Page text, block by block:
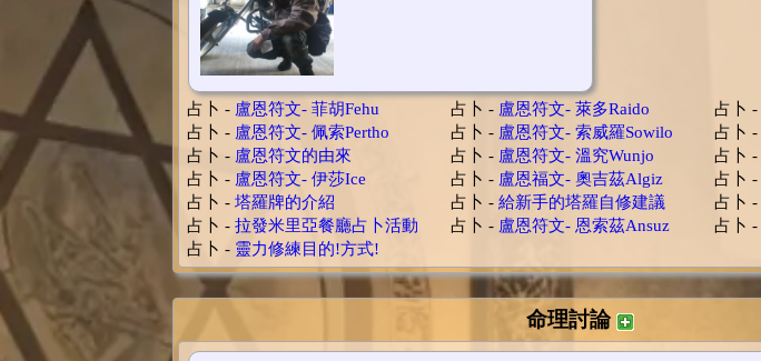
占卜 - 盧恩符文- 菲胡Fehu 占卜 - 盧恩符文- 萊多Raido 占卜 -
占卜 - 盧恩符文- 佩索Pertho 占卜 - 盧恩符文- 索威羅Sowilo 占卜 -
占卜 - 盧恩符文的由來 占卜 - 盧恩符文- 溫究Wunjo 占卜 -
占卜 - 盧恩符文- 伊莎Ice 占卜 - 盧恩福文- 奧吉茲Algiz 占卜 -
占卜 - 塔羅牌的介紹 占卜 - 給新手的塔羅自修建議 占卜 -
占卜 - 拉發米里亞餐廳占卜活動 占卜 - 盧恩符文- 恩索茲Ansuz 占卜 -
占卜 - 靈力修練目的!方式!
命理討論